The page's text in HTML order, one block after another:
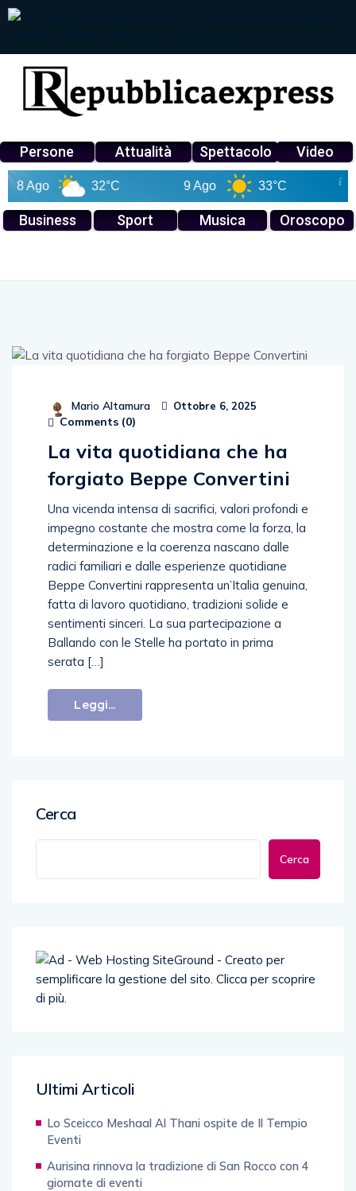
Persone Attualità Spettacolo Video
Ago 32°C 9 Ago 33°C 10
Business Sport Musica Oroscopo
Mario Altamura Ottobre 6, 2025
Comments (0)
La vita quotidiana che ha
forgiato Beppe Convertini
Una vicenda intensa di sacrifici, valori profondi e
impegno costante che mostra come la forza, la
determinazione e la coerenza nascano dalle
radici familiari e dalle esperienze quotidiane
Beppe Convertini rappresenta un’Italia genuina,
fatta di lavoro quotidiano, tradizioni solide e
sentimenti sinceri. La sua partecipazione a
Ballando con le Stelle ha portato in prima
serata […]
Leggi...
Cerca
Cerca
Ultimi Articoli
Lo Sceicco Meshaal Al Thani ospite de Il Tempio
Eventi
Aurisina rinnova la tradizione di San Rocco con 4
giornate di eventi